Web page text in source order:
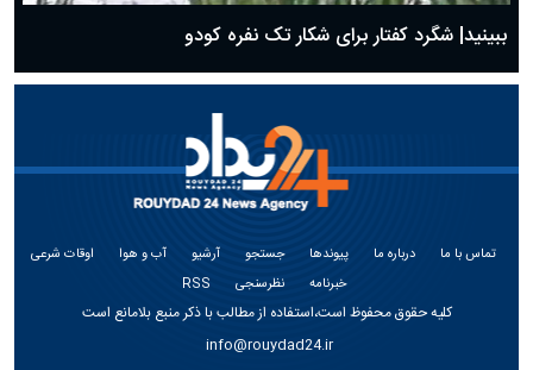
ببینید| شگرد کفتار برای شکار تک نفره کودو
تماس با ما درباره ما پیوندها جستجو آرشیو آب و هوا
اوقات شرعی
خبرنامه
نظرسنجی RSS
کلیه حقوق محفوظ است،استفاده از مطالب با ذکر منبع بلامانع است
info@rouydad24.ir